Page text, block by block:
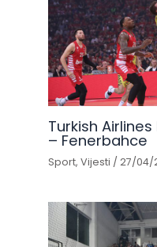
Turkish
– Fenerbahce
Sport,Vijesti /27/04/